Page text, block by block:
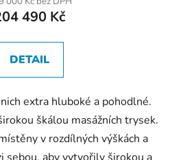
490 Kč
DETAIL
extra hluboké a pohodlné.
škálou masážních trysek.
v rozdílných výškách a